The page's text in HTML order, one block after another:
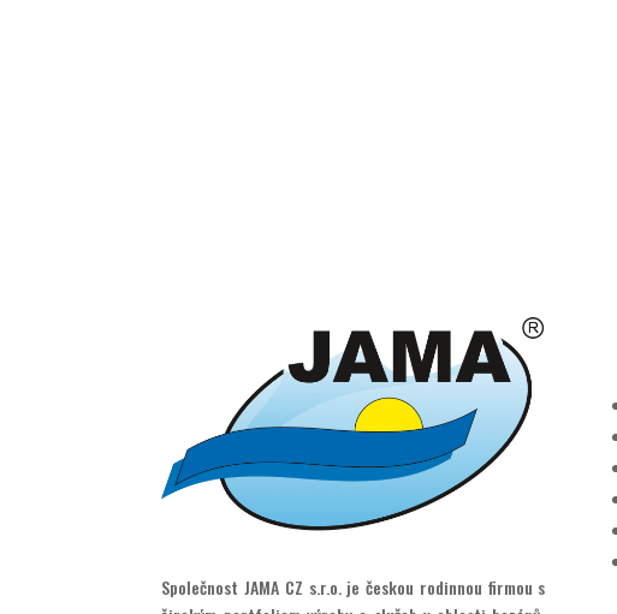
Společnost JAMA CZ s.r.o. je českou rodinnou firmou s